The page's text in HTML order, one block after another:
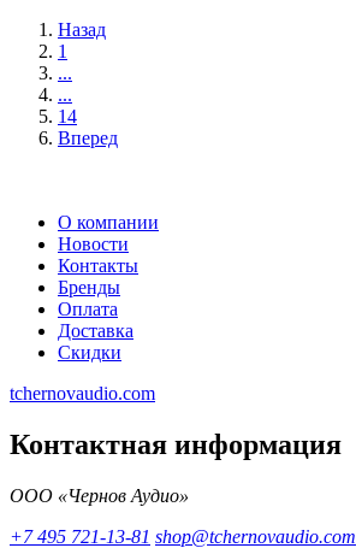
Назад
1
...
...
14
Вперед
О компании
Новости
Контакты
Бренды
Оплата
Доставка
Скидки
tchernovaudio.com
Контактная информация
ООО «Чернов Аудио»
+7 495 721-13-81 shop@tchernovaudio.com